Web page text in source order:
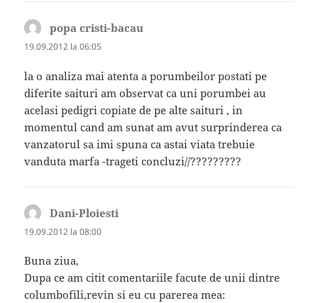
popa cristi-bacau
19.09.2012 la 06:05
la o analiza mai atenta a porumbeilor postati pe
diferite saituri am observat ca uni porumbei au
acelasi pedigri copiate de pe alte saituri , in
momentul cand am sunat am avut surprinderea ca
vanzatorul sa imi spuna ca astai viata trebuie
vanduta marfa -trageti concluzi//?????????
Dani-Ploiesti
19.09.2012 la 08:00
Buna ziua,
Dupa ce am citit comentariile facute de unii dintre
columbofili,revin si eu cu parerea mea: